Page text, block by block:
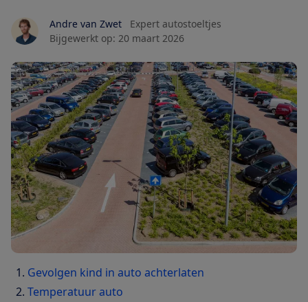
Andre van Zwet
Expert autostoeltjes
Bijgewerkt op: 20 maart 2026
Gevolgen kind in auto achterlaten
Temperatuur auto